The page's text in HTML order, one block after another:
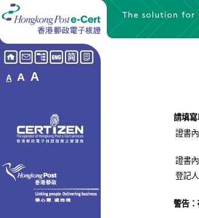
A A A
請填寫
證書
證書
登記
警告：